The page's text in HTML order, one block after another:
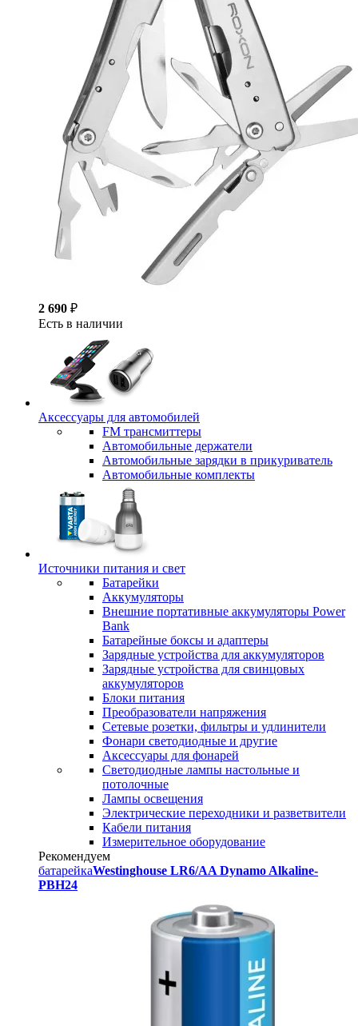
2 690 ₽
Есть в наличии
Аксессуары для автомобилей
FM трансмиттеры
Автомобильные держатели
Автомобильные зарядки в прикуриватель
Автомобильные комплекты
Источники питания и свет
Батарейки
Аккумуляторы
Внешние портативные аккумуляторы Power
Bank
Батарейные боксы и адаптеры
Зарядные устройства для аккумуляторов
Зарядные устройства для свинцовых
аккумуляторов
Блоки питания
Преобразователи напряжения
Сетевые розетки, фильтры и удлинители
Фонари светодиодные и другие
Аксессуары для фонарей
Светодиодные лампы настольные и
потолочные
Лампы освещения
Электрические переходники и разветвители
Кабели питания
Измерительное оборудование
Рекомендуем
батарейкаWestinghouse LR6/AA Dynamo Alkaline-
PBH24